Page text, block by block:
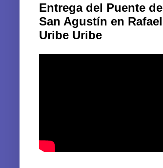
Entrega del Puente de
San Agustín en Rafael
Uribe Uribe